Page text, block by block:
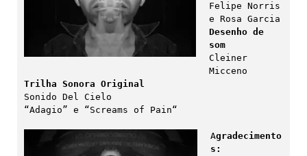
Felipe Norris
Desenho de
som
Cleiner
Trilha Sonora Original
Sonido Del Cielo
“Adagio” e “Screams of Pain“
Agradecimento
s: